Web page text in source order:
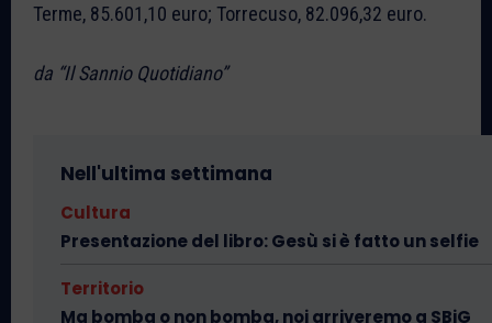
Terme, 85.601,10 euro; Torrecuso, 82.096,32 euro.
da “Il Sannio Quotidiano”
Nell'ultima settimana
Cultura
Presentazione del libro: Gesù si è fatto un selfie
Territorio
Ma bomba o non bomba, noi arriveremo a SBiG